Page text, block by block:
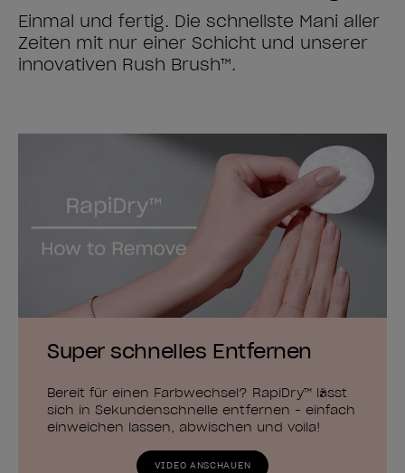
Einmal und fertig. Die schnellste Mani aller
Zeiten mit nur einer Schicht und unserer
innovativen Rush Brush™.
Super schnelles Entfernen
Bereit für einen Farbwechsel? RapiDry™ lässt
sich in Sekundenschnelle entfernen - einfach
einweichen lassen, abwischen und voila!
VIDEO ANSCHAUEN